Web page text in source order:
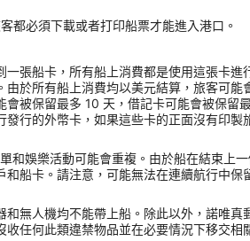
都必須下載或者打印船票才能進入港口。
張船卡，所有船上消費都是使用這張卡
於所有船上消費均以美元結算，旅客可
被保留最多 10 天，借記卡可能會被保留
行的外幣卡，如果這些卡的正面沒有印
娛樂活動可能會重複。由於船在結束上
船卡。請注意，可能無法在連續航行中保
無人機均不能帶上船。除此以外，諾唯
任何此類違禁物品並在必要情況下移交相